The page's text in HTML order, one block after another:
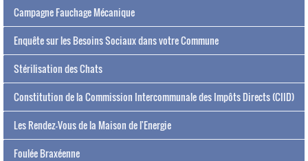
Campagne Fauchage Mécanique
Enquête sur les Besoins Sociaux dans votre Commune
Stérilisation des Chats
Constitution de la Commission Intercommunale des Impôts Directs (CIID)
Les Rendez-Vous de la Maison de l'Energie
Foulée Braxéenne